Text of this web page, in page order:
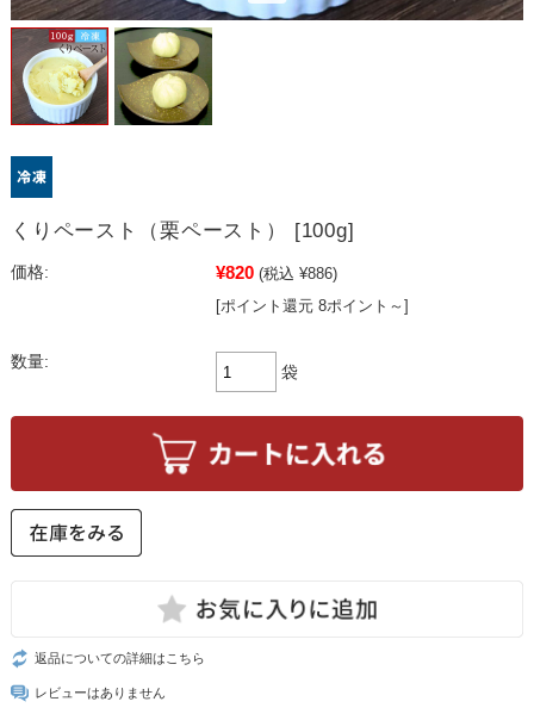
くりペースト（栗ペースト） [100g]
価格: ¥820 (税込 ¥886)
[ポイント還元 8ポイント～]
数量:
袋
返品についての詳細はこちら
レビューはありません